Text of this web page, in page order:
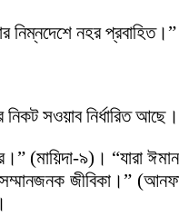
নহর প্রবাহিত।”
সওয়াব নির্ধারিত
(মায়িদা-৯)। “যারা
জীবিকা।”